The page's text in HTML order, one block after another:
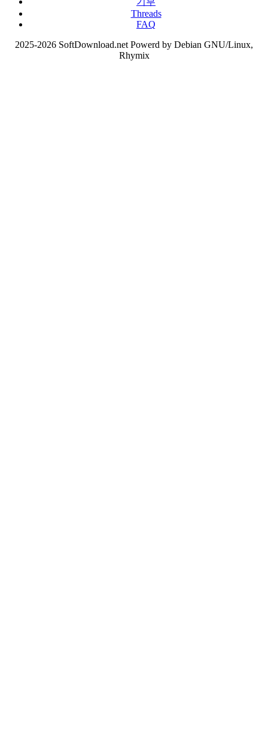
Threads
FAQ
2025-2026 SoftDownload.net Powerd by Debian GNU/Linux,
Rhymix